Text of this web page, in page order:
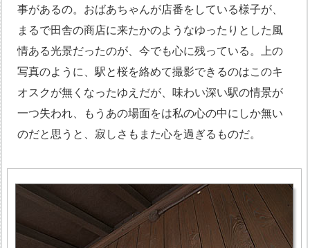
事があるの。おばあちゃんが店番をしている様子が、
まるで田舎の商店に来たかのようなゆったりとした風
情ある光景だったのが、今でも心に残っている。上の
写真のように、駅と桜を絡めて撮影できるのはこのキ
オスクが無くなったゆえだが、味わい深い駅の情景が
一つ失われ、もうあの場面をは私の心の中にしか無い
のだと思うと、寂しさもまた心を過ぎるものだ。